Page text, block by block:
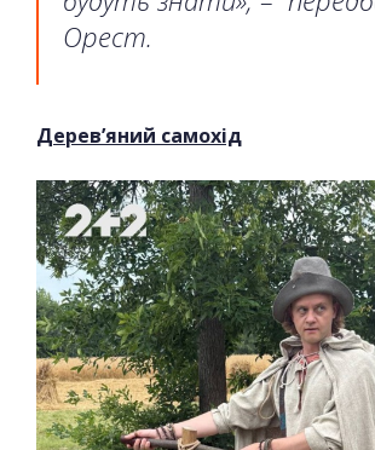
Орест.
Дерев’яний самохід